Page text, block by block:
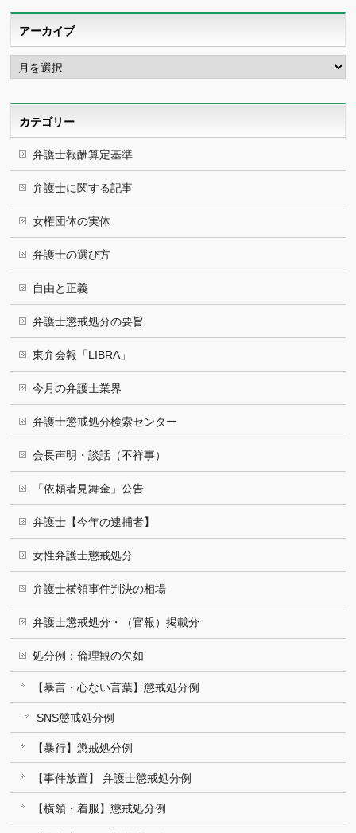
アーカイブ
ア
ー
カ
カテゴリー
弁護士報酬算定基準
弁護士に関する記事
女権団体の実体
弁護士の選び方
自由と正義
弁護士懲戒処分の要旨
東弁会報「LIBRA」
今月の弁護士業界
弁護士懲戒処分検索センター
会長声明・談話（不祥事）
「依頼者見舞金」公告
弁護士【今年の逮捕者】
女性弁護士懲戒処分
弁護士横領事件判決の相場
弁護士懲戒処分・（官報）掲載分
処分例：倫理観の欠如
【暴言・心ない言葉】懲戒処分例
SNS懲戒処分例
【暴行】懲戒処分例
【事件放置】 弁護士懲戒処分例
【横領・着服】懲戒処分例